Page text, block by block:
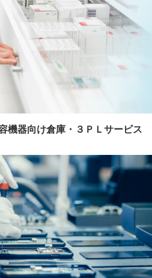
機器向け倉庫・３ＰＬサービス